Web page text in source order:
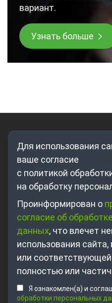
вариант.
Узнать больше
Для использования
ваше согласие
с политикой
на обработку
Проинформирован о
согласие об
данных, что влечет
использования сайта,
или
полностью или
Я ознакомлен(а) и
обработки персональных
Где купить?
Партнерам
О компании
Контакты
+7 495 698-63-89
sales@unitsolutions.ru